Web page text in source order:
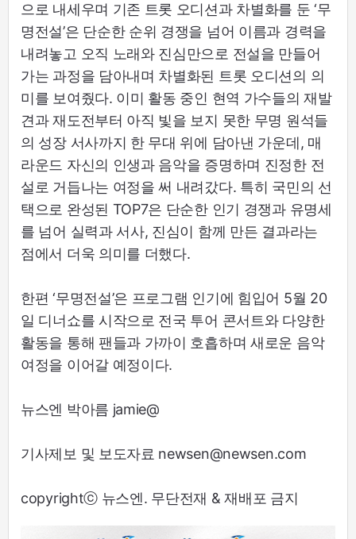
으로 내세우며 기존 트롯 오디션과 차별화를 둔 ‘무
명전설’은 단순한 순위 경쟁을 넘어 이름과 경력을
내려놓고 오직 노래와 진심만으로 전설을 만들어
가는 과정을 담아내며 차별화된 트롯 오디션의 의
미를 보여줬다. 이미 활동 중인 현역 가수들의 재발
견과 재도전부터 아직 빛을 보지 못한 무명 원석들
의 성장 서사까지 한 무대 위에 담아낸 가운데, 매
라운드 자신의 인생과 음악을 증명하며 진정한 전
설로 거듭나는 여정을 써 내려갔다. 특히 국민의 선
택으로 완성된 TOP7은 단순한 인기 경쟁과 유명세
를 넘어 실력과 서사, 진심이 함께 만든 결과라는
점에서 더욱 의미를 더했다.
한편 ‘무명전설’은 프로그램 인기에 힘입어 5월 20
일 디너쇼를 시작으로 전국 투어 콘서트와 다양한
활동을 통해 팬들과 가까이 호흡하며 새로운 음악
여정을 이어갈 예정이다.
뉴스엔 박아름 jamie@
기사제보 및 보도자료 newsen@newsen.com
copyrightⓒ 뉴스엔. 무단전재 & 재배포 금지